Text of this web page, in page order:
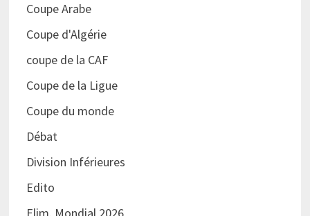
Coupe Arabe
Coupe d'Algérie
coupe de la CAF
Coupe de la Ligue
Coupe du monde
Débat
Division Inférieures
Edito